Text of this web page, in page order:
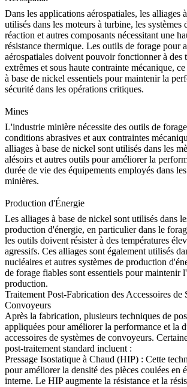
Dans les applications aérospatiales, les alliages
utilisés dans les moteurs à turbine, les systèmes
réaction et autres composants nécessitant une
résistance thermique. Les outils de forage pour
aérospatiales doivent pouvoir fonctionner à des
extrêmes et sous haute contrainte mécanique,
à base de nickel essentiels pour maintenir la
sécurité dans les opérations critiques.
Mines
L'industrie minière nécessite des outils de
conditions abrasives et aux contraintes
alliages à base de nickel sont utilisés dans les
alésoirs et autres outils pour améliorer la
durée de vie des équipements employés dans
minières.
Production d'Énergie
Les alliages à base de nickel sont utilisés dans
production d'énergie, en particulier dans le
les outils doivent résister à des températures
agressifs. Ces alliages sont également utilisés
nucléaires et autres systèmes de production
de forage fiables sont essentiels pour maintenir
production.
Traitement Post-Fabrication des Accessoires de
Convoyeurs
Après la fabrication, plusieurs techniques de
appliquées pour améliorer la performance et la
accessoires de systèmes de convoyeurs.
post-traitement standard incluent :
Pressage Isostatique à Chaud (HIP) : Cette
pour améliorer la densité des pièces coulées en
interne. Le HIP augmente la résistance et la